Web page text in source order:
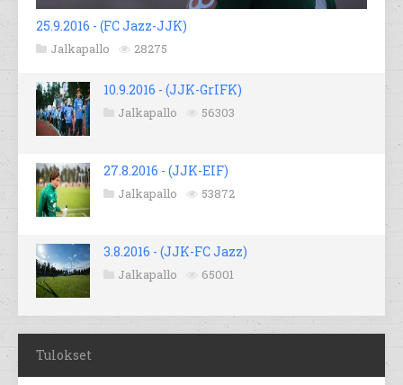
25.9.2016 - (FC Jazz-JJK)
Jalkapallo 28275
10.9.2016 - (JJK-GrIFK)
Jalkapallo 56303
27.8.2016 - (JJK-EIF)
Jalkapallo 53872
3.8.2016 - (JJK-FC Jazz)
Jalkapallo 65001
Tulokset